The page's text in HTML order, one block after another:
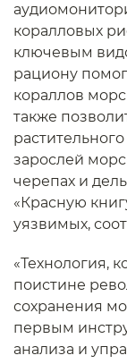
коралловых
ключевым
рациону
кораллов
также
зарослей
черепах и
«Красную
уязвимых,
«Технология,
поистине
сохранения
первым
анализа и